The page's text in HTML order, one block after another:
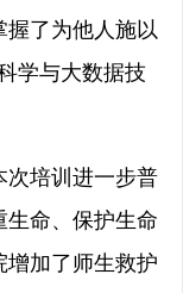
握了为他人施以
学与大数据技
次培训进一步普
生命、保护生命
增加了师生救护